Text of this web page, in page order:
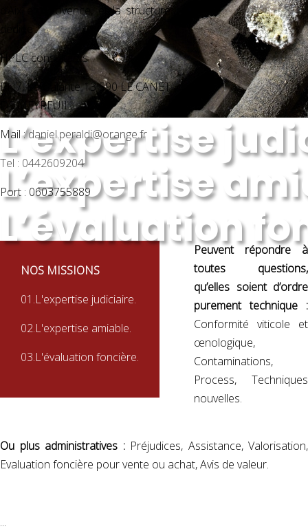
L’expertise
L’expertise
L’évaluation
d’Aix en Provence, et la structure
dédiée :
HPLC consultants
RN7, La Galante 13 590 LE CANET
DE MEYREUIL
Mail :daniel.peraldi@orange.fr
Tel : 0442609204
Port : 0603755889
NOS MISSIONS
01.L'expertise judiciaire.
02.L'expertise amiable.
03.L'évaluation foncière.
Peuvent répondre à
toutes questions,
qu’elles soient d’ordre
purement technique :
Conformité viticole et
œnologique,
Contaminations,
Process, Techniques
nouvelles.
Ou plus administratives :Préjudices, Assistance, Valorisation,
Evaluation foncière pour vente ou achat, Avis de valeur.
...